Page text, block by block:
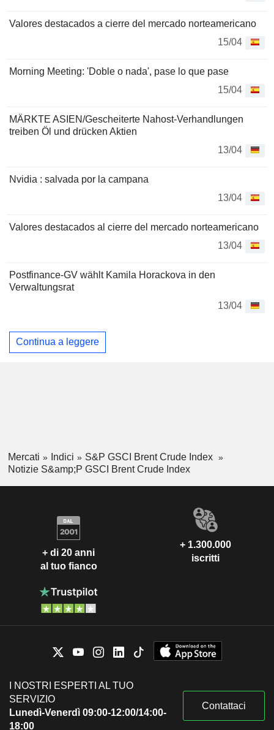
Valores destacados a cierre del mercado norteamericano
15/04
Morning Meeting: 'Doble o nada', pase lo que pase
15/04
MÄRKTE ASIEN/Gescheiterte Nahost-Verhandlungen
treiben Öl und drücken Aktien
13/04
Nvidia : salvada por la campana
13/04
Valores destacados al cierre del mercado norteamericano
13/04
Postfinance-GV wählt Kamila Horackova in den
Verwaltungsrat
13/04
Continua a leggere
Mercati Indici
S&P GSCI Brent Crude Index
Notizie S&amp;P GSCI Brent Crude Index
+ di 20 anni
al tuo fianco
+ 1.300.000
iscritti
I NOSTRI ESPERTI AL TUO
SERVIZIO
Lunedì-Venerdì 09:00-12:00/14:00-
18:00
Contattaci